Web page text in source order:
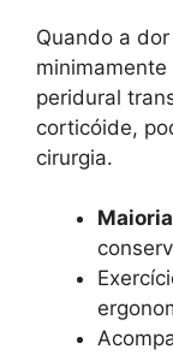
Quando a
peridural
corticóide,
cirurgia.